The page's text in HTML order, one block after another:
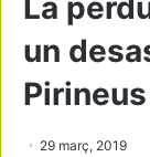
La
un
Pirineus
29 març, 2019